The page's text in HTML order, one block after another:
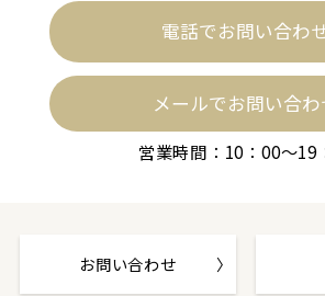
電話でお問い合わ
メールでお問い合わ
営業時間：10：00～19
お問い合わせ